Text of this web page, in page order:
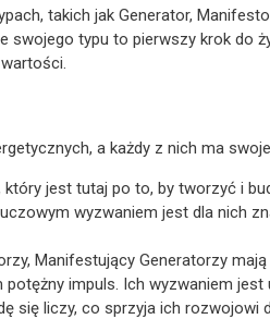
takich jak Generator,
swojego typu to pierwszy krok do
a każdy z nich ma
jest tutaj po to, by tworzyć i
wyzwaniem jest dla nich
Manifestujący Generatorzy
impuls. Ich wyzwaniem
się liczy, co sprzyja ich rozwojowi